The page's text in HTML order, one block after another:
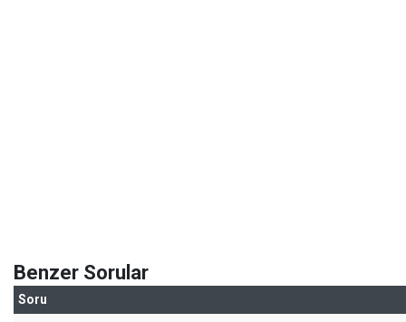
Benzer Sorular
Soru